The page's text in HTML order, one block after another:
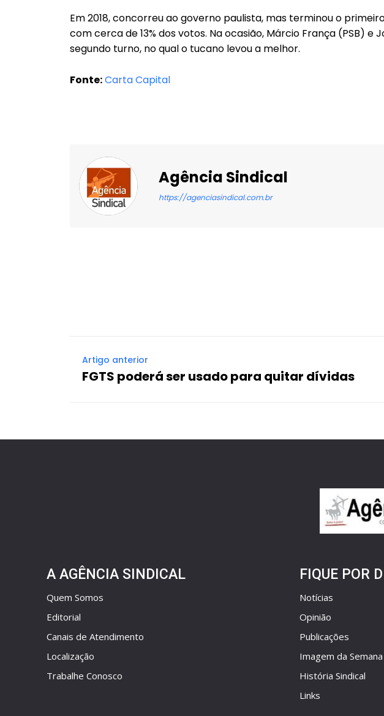
Em 2018, concorreu ao governo paulista, mas terminou o
com cerca de 13% dos votos. Na ocasião, Márcio França (PSB) e
segundo turno, no qual o tucano levou a melhor.
Fonte:Carta Capital
Agência Sindical
https://agenciasindical.com.br
Artigo anterior
FGTS poderá ser usado para quitar dívidas
A AGÊNCIA SINDICAL
Quem Somos
Editorial
Canais de Atendimento
Localização
Trabalhe Conosco
FIQUE POR
Notícias
Opinião
Publicações
Imagem da Semana
História Sindical
Links